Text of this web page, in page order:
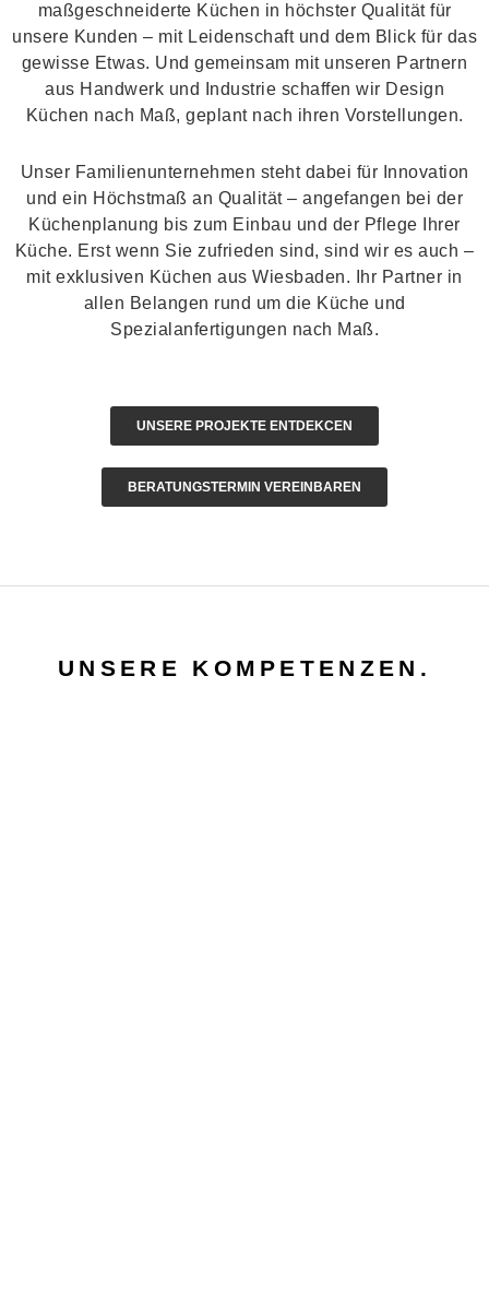
maßgeschneiderte Küchen in höchster Qualität für
unsere Kunden – mit Leidenschaft und dem Blick für das
gewisse Etwas. Und gemeinsam mit unseren Partnern
aus Handwerk und Industrie schaffen wir Design
Küchen nach Maß, geplant nach ihren Vorstellungen.
Unser Familienunternehmen steht dabei für Innovation
und ein Höchstmaß an Qualität – angefangen bei der
Küchenplanung bis zum Einbau und der Pflege Ihrer
Küche. Erst wenn Sie zufrieden sind, sind wir es auch –
mit exklusiven Küchen aus Wiesbaden. Ihr Partner in
allen Belangen rund um die Küche und
Spezialanfertigungen nach Maß.
UNSERE PROJEKTE ENTDEKCEN
BERATUNGSTERMIN VEREINBAREN
UNSERE KOMPETENZEN.